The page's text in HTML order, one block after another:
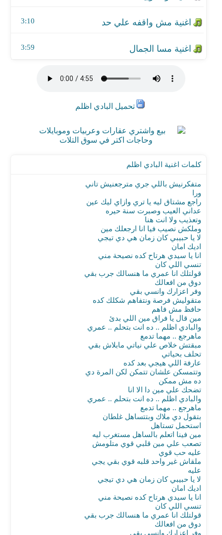
3:10
3:59
تحميل البادي اظلم
كلمات اغنية البادي اظلم
متفكرنيش باللي جري مترجعنيش تاني
ورا
راجع مشتاق ليه يا تري وازاي ليك عين
عداني العيب وصبرت سنة حيره
وتعذيب ولا انت هنا
وملكش نصيب فيا انا ارجعلك مين
لا يا حبيبي كان زمان هي دي تيجي
اديك امان
انا يا سيدي هرتاح كده نصيحة مني
تنسي اللي كان
قولتلك انا عمري ما هنسالك جرب بقي
دوق من افعالك
وفر اعزارك وانسي بقي
متقوليش فرصة ونتفاهم شكلك كده
حافظ مش فاهم
مين قال يا فراق مين اللي بدئ
والبادي اظلم .. ده انت بتحلم .. عمري
ماهرجع .. مهما تدمع
مبقتش خلاص علي نياتي مابلاش بقي
تحلف بحياتي
عارفة اللي هيجي بعد كده
وتتمسكن علشان تتمكن لكن المرة دي
ده مش ممكن
تضحك علي مين دا الا انا
والبادي اظلم .. ده انت بتحلم .. عمري
ماهرجع .. مهما تدمع
بتقول دي ملاك وبتتساهل غلطان
استحمل تستاهل
مين فينا اتعلم بالساهل مستغرب ليه
تصعب علي مين قلبي قوي متلومش
عليه حب قوي
ملقاش غير واحد قلبه قوي بقي يجي
عليه
لا يا حبيبي كان زمان هي دي تيجي
اديك امان
انا يا سيدي هرتاح كده نصيحة مني
تنسي اللي كان
قولتلك انا عمري ما هنسالك جرب بقي
دوق من افعالك
وفر اعزارك وانسي بقي